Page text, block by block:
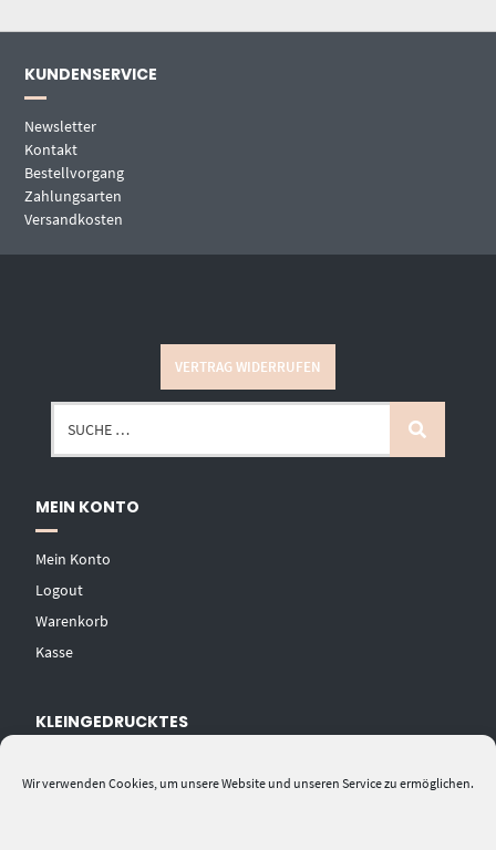
Wir verwenden Cookies, um unsere Website und unseren Service zu ermöglichen.
KUNDENSERVICE
Newsletter
Kontakt
Bestellvorgang
Zahlungsarten
Versandkosten
VERTRAG WIDERRUFEN
MEIN KONTO
Mein Konto
Logout
Warenkorb
Kasse
KLEINGEDRUCKTES